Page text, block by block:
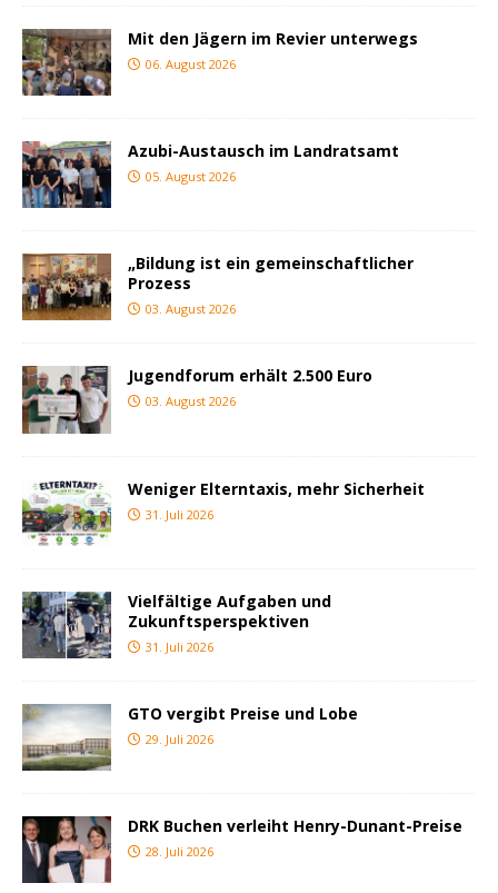
Mit den Jägern im Revier unterwegs
06. August 2026
Azubi-Austausch im Landratsamt
05. August 2026
„Bildung ist ein gemeinschaftlicher
Prozess
03. August 2026
Jugendforum erhält 2.500 Euro
03. August 2026
Weniger Elterntaxis, mehr Sicherheit
31. Juli 2026
Vielfältige Aufgaben und
Zukunftsperspektiven
31. Juli 2026
GTO vergibt Preise und Lobe
29. Juli 2026
DRK Buchen verleiht Henry-Dunant-Preise
28. Juli 2026